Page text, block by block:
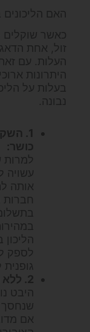
האם הליכונים
כאשר שוקלים
זול, אחת
העלות. עם
היתרונות
בעלות על
נבונה.
1.
כושר:
למרות
עשויה
אותה
חברות
לספק
2. ללא הוצאות נסיעה לעבודה:
היבט
שנחסך
אם